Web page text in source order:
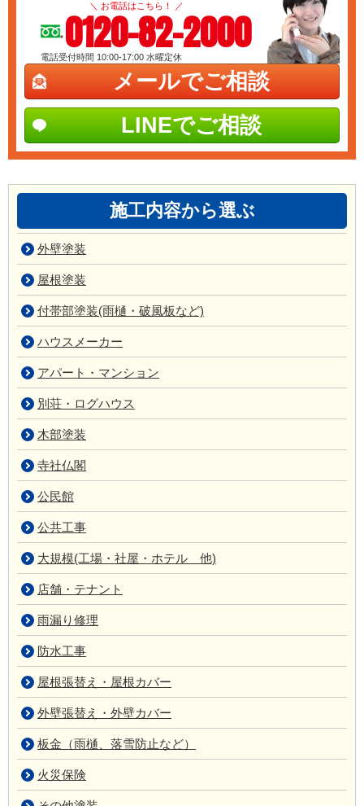
＼ お電話はこちら！ ／
0120-82-2000
電話受付時間 10:00-17:00 水曜定休
メールでご相談
LINEでご相談
施工内容から選ぶ
外壁塗装
屋根塗装
付帯部塗装(雨樋・破風板など)
ハウスメーカー
アパート・マンション
別荘・ログハウス
木部塗装
寺社仏閣
公民館
公共工事
大規模(工場・社屋・ホテル 他)
店舗・テナント
雨漏り修理
防水工事
屋根張替え・屋根カバー
外壁張替え・外壁カバー
板金（雨樋、落雪防止など）
火災保険